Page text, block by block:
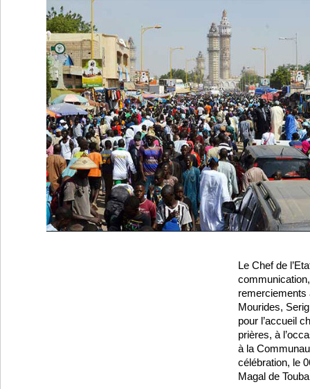
Le Chef de
remerciements
Mourides,
pour l’accueil
prières, à
à la
célébration, le
Magal de